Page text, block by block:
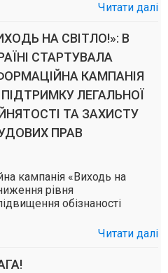
Читати далі
НА СВІТЛО!»: В
СТАРТУВАЛА
КАМПАНІЯ
ЛЕГАЛЬНОЇ
ТА ЗАХИСТУ
ПРАВ
кампанія «Виходь на
рівня
обізнаності
Читати далі